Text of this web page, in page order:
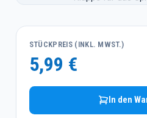
STÜCKPREIS (INKL. MWST.)
5,99 €
In den